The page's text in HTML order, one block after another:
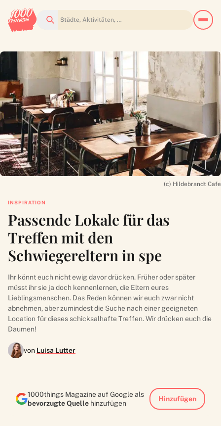
Suchen
(c) Hildebrandt Cafe
INSPIRATION
Passende Lokale für das
Treffen mit den
Schwiegereltern in spe
Ihr könnt euch nicht ewig davor drücken. Früher oder später
müsst ihr sie ja doch kennenlernen, die Eltern eures
Lieblingsmenschen. Das Reden können wir euch zwar nicht
abnehmen, aber zumindest die Suche nach einer geeigneten
Location für dieses schicksalhafte Treffen. Wir drücken euch die
Daumen!
von Luisa Lutter
1000things Magazine auf Google als
bevorzugte Quelle hinzufügen
Hinzufügen